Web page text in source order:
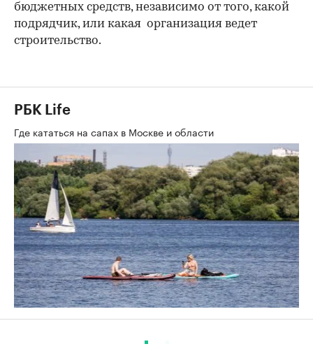
бюджетных средств, независимо от того, какой
подрядчик, или какая организация ведет
строительство.
РБК Life
Где кататься на сапах в Москве и области